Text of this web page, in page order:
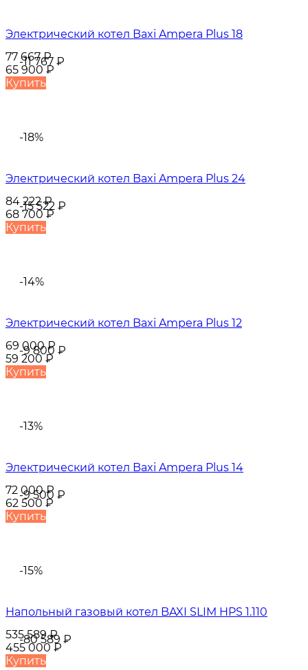
-11 767 ₽
Электрический котел Baxi Ampera Plus 18
77 667₽
65 900₽
Купить
-18%
-15 522 ₽
Электрический котел Baxi Ampera Plus 24
84 222₽
68 700₽
Купить
-14%
-9 800 ₽
Электрический котел Baxi Ampera Plus 12
69 000₽
59 200₽
Купить
-13%
-9 500 ₽
Электрический котел Baxi Ampera Plus 14
72 000₽
62 500₽
Купить
-15%
-80 589 ₽
Напольный газовый котел BAXI SLIM HPS 1.110
535 589₽
455 000₽
Купить